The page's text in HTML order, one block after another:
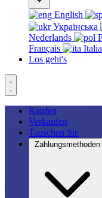
English
Українська
Nederlands
Français
Los geht's
Kaufen
Verkaufen
Tauschen Sie
Zahlungsmethoden